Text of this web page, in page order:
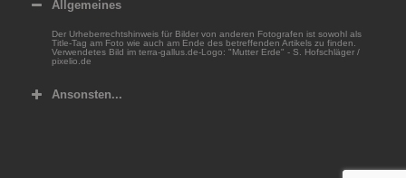
Allgemeines
Der Urheberrechtshinweis für Bilder von anderen Fotografen ist sowohl als
Title-Tag am Foto wie auch am Ende des betreffenden Artikels zu finden.
Verwendetes Bild im terra-gallus.de-Logo: "Mutter Erde" - S. Hofschläger /
pixelio.de
Ansonsten...